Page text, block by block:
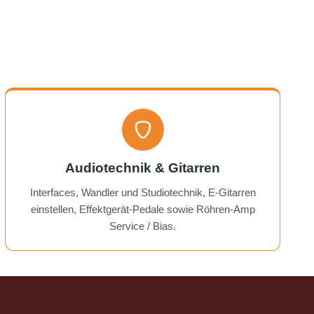
I
Audiotechnik & Gitarren
Interfaces, Wandler und Studiotechnik, E-Gitarren
einstellen, Effektgerät-Pedale sowie Röhren-Amp
Service / Bias.